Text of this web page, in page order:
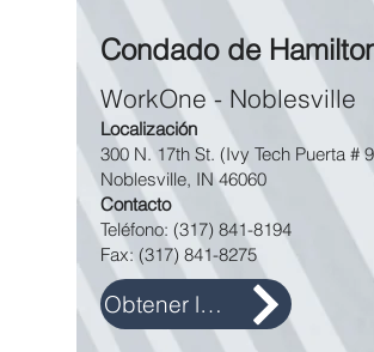
Condado de
WorkOne - Noblesville
Localización
300 N. 17th St. (Ivy Tech Puerta #
Noblesville, IN 46060
Contacto
Teléfono: (317) 841-8194
Fax: (317) 841-8275
Obtener las direcciones